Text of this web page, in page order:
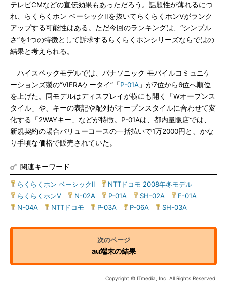
テレビCMなどの宣伝効果もあっただろう。話題性が薄れるにつ
れ、らくらくホン ベーシックIIを抜いてらくらくホンVがランク
アップする可能性はある。ただ今回のランキングは、“シンプル
さ”を1つの特徴として訴求するらくらくホンシリーズならではの
結果と考えられる。
ハイスペックモデルでは、パナソニック モバイルコミュニケ
ーションズ製の“VIERAケータイ”「P-01A 」が7位から6位へ順位
を上げた。同モデルはディスプレイが横にも開く「Wオープンス
タイル」や、キーの表記や配列がオープンスタイルに合わせて変
化する「2WAYキー」などが特徴。P-01Aは、都内量販店では、
新規契約の場合バリューコースの一括払いで1万2000円と、かな
り手頃な価格で販売されていた。
関連キーワード
らくらくホン ベーシックII NTTドコモ 2008年冬モデル
らくらくホンV
N-02A P-01A SH-02A F-01A
N-04A
NTTドコモ P-03A P-06A SH-03A
au端末の結果
Copyright © ITmedia, Inc. All Rights Reserved.